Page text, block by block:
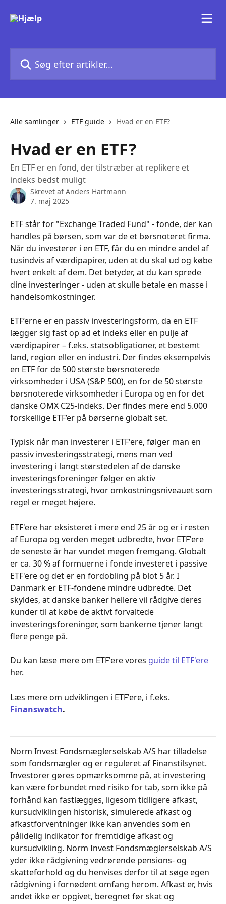
Alle samlinger ETF guide Hvad er en ETF?
Hvad er en ETF?
En ETF er en fond, der tilstræber at replikere et
indeks bedst muligt
Skrevet afAnders Hartmann
7. maj 2025
ETF står for "Exchange Traded Fund" - fonde, der kan
handles på børsen, som var de et børsnoteret firma.
Når du investerer i en ETF, får du en mindre andel af
tusindvis af værdipapirer, uden at du skal ud og købe
hvert enkelt af dem. Det betyder, at du kan sprede
dine investeringer - uden at skulle betale en masse i
handelsomkostninger.
ETF’erne er en passiv investeringsform, da en ETF
lægger sig fast op ad et indeks eller en pulje af
værdipapirer – f.eks. statsobligationer, et bestemt
land, region eller en industri. Der findes eksempelvis
en ETF for de 500 største børsnoterede
virksomheder i USA (S&P 500), en for de 50 største
børsnoterede virksomheder i Europa og en for det
danske OMX C25-indeks. Der findes mere end 5.000
forskellige ETF’er på børserne globalt set.
Typisk når man investerer i ETF'ere, følger man en
passiv investeringsstrategi, mens man ved
investering i langt størstedelen af de danske
investeringsforeninger følger en aktiv
investeringsstrategi, hvor omkostningsniveauet som
regel er meget højere.
ETF'ere har eksisteret i mere end 25 år og er i resten
af Europa og verden meget udbredte, hvor ETF'ere
de seneste år har vundet megen fremgang. Globalt
er ca. 30 % af formuerne i fonde investeret i passive
ETF'ere og det er en fordobling på blot 5 år. I
Danmark er ETF-fondene mindre udbredte. Det
skyldes, at danske banker hellere vil rådgive deres
kunder til at købe de aktivt forvaltede
investeringsforeninger, som bankerne tjener langt
flere penge på.
Du kan læse mere om ETF'ere vores guide til ETF'ere
her.
Læs mere om udviklingen i ETF'ere, i f.eks.
Finanswatch.
Norm Invest Fondsmæglerselskab A/S har tilladelse
som fondsmægler og er reguleret af Finanstilsynet.
Investorer gøres opmærksomme på, at investering
kan være forbundet med risiko for tab, som ikke på
forhånd kan fastlægges, ligesom tidligere afkast,
kursudviklingen historisk, simulerede afkast og
afkastforventninger ikke kan anvendes som en
pålidelig indikator for fremtidige afkast og
kursudvikling. Norm Invest Fondsmæglerselskab A/S
yder ikke rådgivning vedrørende pensions- og
skatteforhold og du henvises derfor til at søge egen
rådgivning i fornødent omfang herom. Afkast er, hvis
andet ikke er opgivet, beregnet før skat og